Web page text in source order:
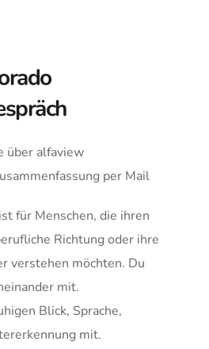
über alfaview
per Mail
für Menschen, die ihren
Richtung oder ihre
verstehen möchten. Du
mit.
Blick, Sprache,
mit.